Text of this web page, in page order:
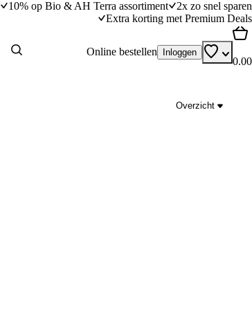
10% op Bio & AH Terra assortiment
2x zo snel sparen
Extra korting met Premium Deals
Online bestellen Inloggen
0.00
Overzicht